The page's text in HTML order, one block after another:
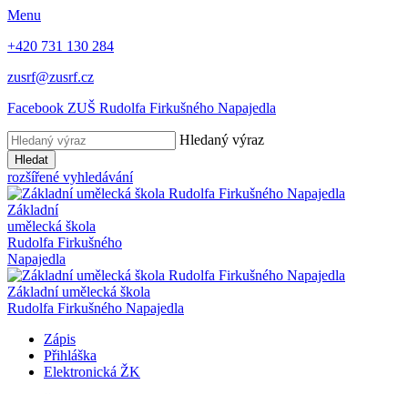
Menu
+420 731 130 284
zusrf@zusrf.cz
Facebook ZUŠ Rudolfa Firkušného Napajedla
Hledaný výraz
Hledat
rozšířené vyhledávání
Základní
umělecká škola
Rudolfa Firkušného
Napajedla
Základní umělecká škola
Rudolfa Firkušného Napajedla
Zápis
Přihláška
Elektronická ŽK